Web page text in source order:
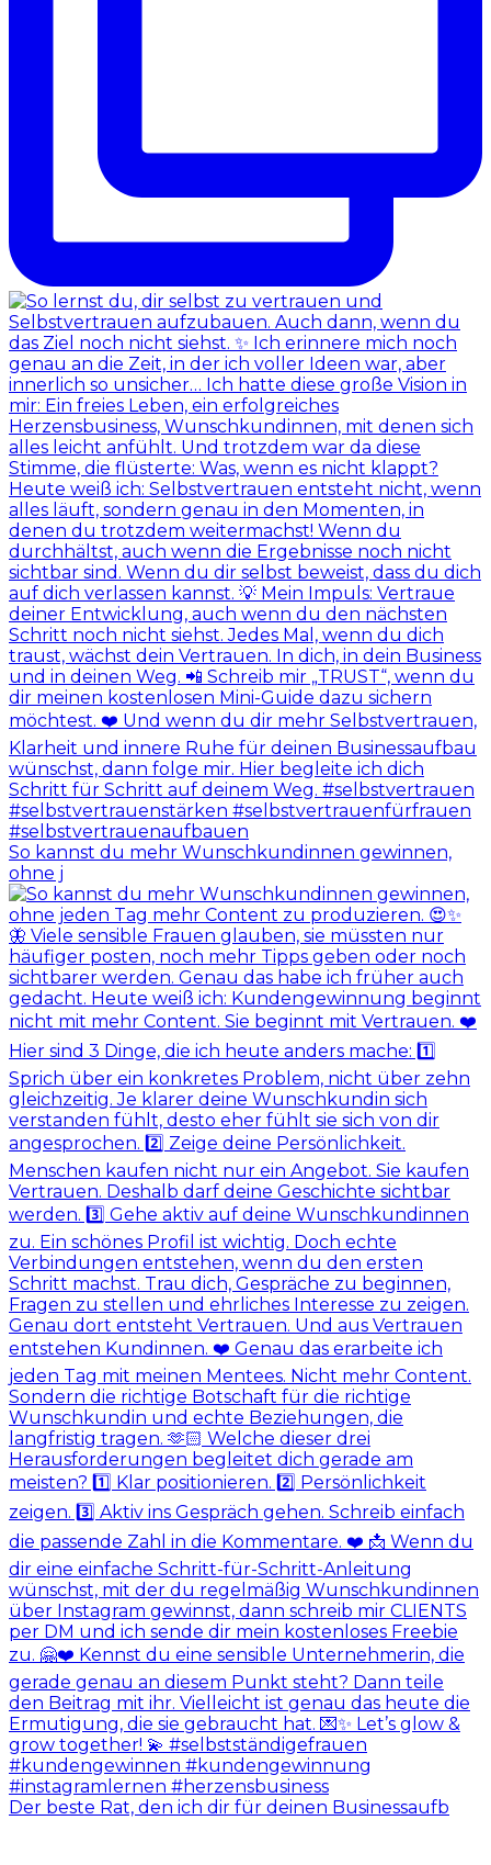
So kannst du mehr Wunschkundinnen gewinnen,
ohne j
Der beste Rat, den ich dir für deinen Businessaufb